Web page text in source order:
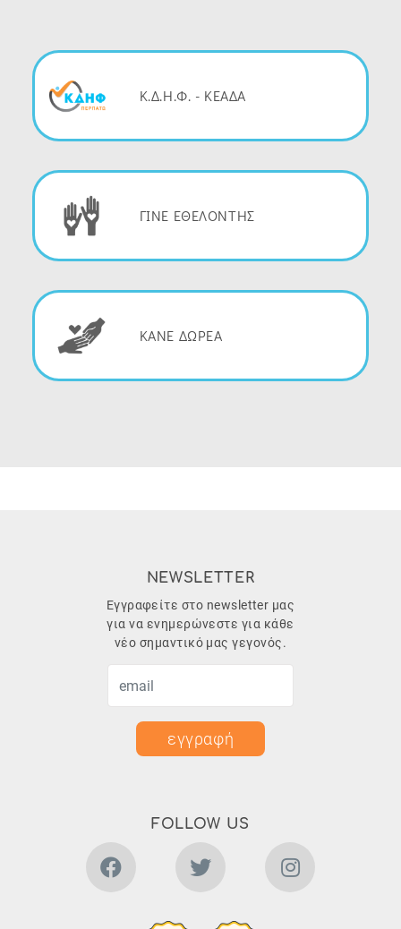
Κ.Δ.Η.Φ. - ΚΕΑΔΑ
ΓΙΝΕ ΕΘΕΛΟΝΤΗΣ
ΚΑΝΕ ΔΩΡΕΑ
FOLLOW US
NEWSLETTER
Εγγραφείτε στο newsletter μας
για να ενημερώνεστε για κάθε
νέο σημαντικό μας γεγονός.
εγγραφή